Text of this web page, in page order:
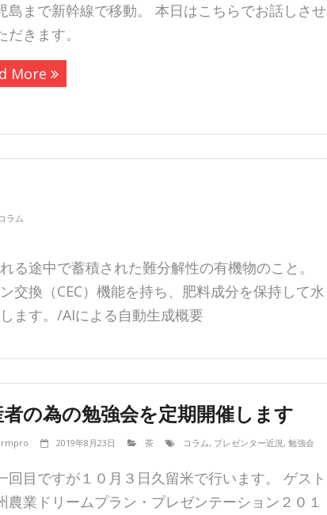
島まで新幹線で移動。 本日はこちらでお話しさせ
だきます。
More
ラム
途中で蓄積された難分解性の有機物のこと。
交換（CEC）機能を持ち、肥料成分を保持して水
ます。/AIによる自動生成概要
の為の勉強会を定期開催します
2019年8月23日 茶 コラム, プレゼンター近況,勉強会
回目ですが１０月３日久留米で行います。 ゲスト
農業ドリームプラン・プレゼンテーション２０１